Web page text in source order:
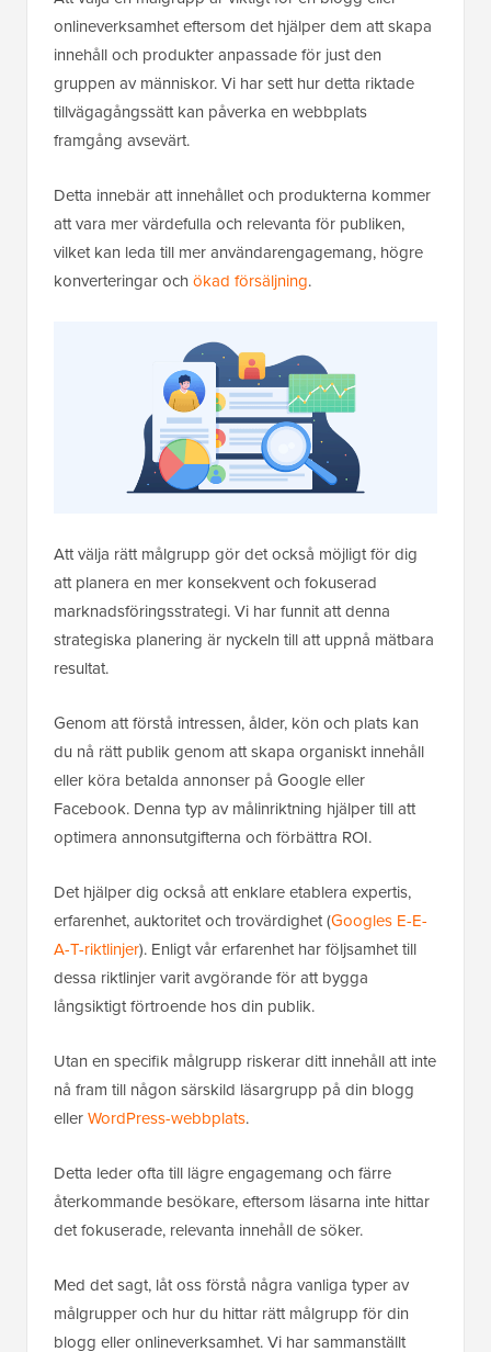
onlineverksamhet eftersom det hjälper dem att skapa
innehåll och produkter anpassade för just den
gruppen av människor. Vi har sett hur detta riktade
tillvägagångssätt kan påverka en webbplats
framgång avsevärt.
Detta innebär att innehållet och produkterna kommer
att vara mer värdefulla och relevanta för publiken,
vilket kan leda till mer användarengagemang, högre
konverteringar ochökad försäljning.
Att välja rätt målgrupp gör det också möjligt för dig
att planera en mer konsekvent och fokuserad
marknadsföringsstrategi. Vi har funnit att denna
strategiska planering är nyckeln till att uppnå mätbara
resultat.
Genom att förstå intressen, ålder, kön och plats kan
du nå rätt publik genom att skapa organiskt innehåll
eller köra betalda annonser på Google eller
Facebook. Denna typ av målinriktning hjälper till att
optimera annonsutgifterna och förbättra ROI.
Det hjälper dig också att enklare etablera expertis,
erfarenhet, auktoritet och trovärdighet (Googles E-E-
A-T-riktlinjer). Enligt vår erfarenhet har följsamhet till
dessa riktlinjer varit avgörande för att bygga
långsiktigt förtroende hos din publik.
Utan en specifik målgrupp riskerar ditt innehåll att inte
nå fram till någon särskild läsargrupp på din blogg
ellerWordPress-webbplats.
Detta leder ofta till lägre engagemang och färre
återkommande besökare, eftersom läsarna inte hittar
det fokuserade, relevanta innehåll de söker.
Med det sagt, låt oss förstå några vanliga typer av
målgrupper och hur du hittar rätt målgrupp för din
blogg eller onlineverksamhet. Vi har sammanställt